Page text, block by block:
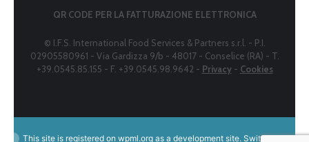
QR CODE PER LA FATTURAZIONE ELETTRONICA
© I.F.S. International Food Services & Partners s.r.l. - P.I.
02905580961 - Via Gardizza 9/b - 48017 - Conselice (RA) - T.
+39.0545.85.155 - F. +39.0545.98.9642 - Privacy- Cookies
This site is registered on wpml.orgas a development site. Switch to a